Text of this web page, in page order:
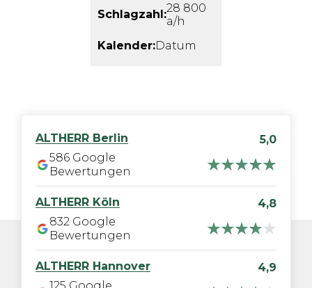
Schlagzahl:28 800
a/h
Kalender:Datum
ALTHERR Berlin
5,0
586 Google
Bewertungen
ALTHERR Köln
4,8
832 Google
Bewertungen
ALTHERR Hannover
4,9
125 Google